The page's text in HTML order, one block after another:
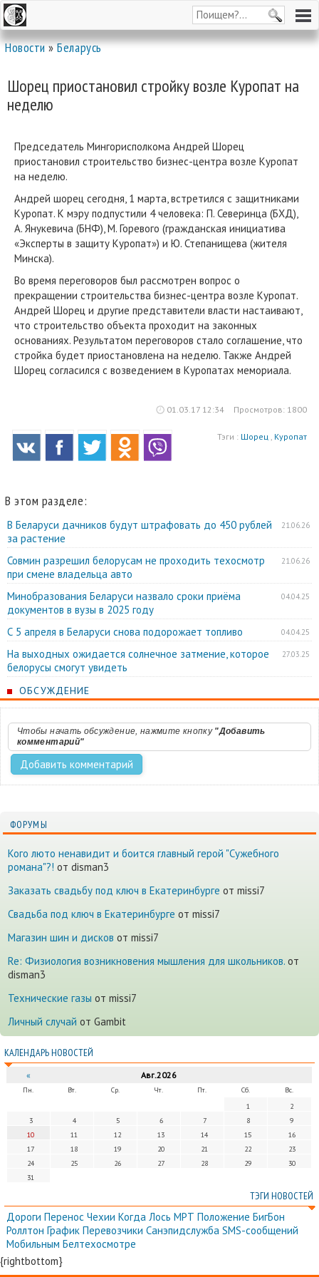
Новости»Беларусь
Шорец приостановил стройку возле Куропат на
неделю
Председатель Мингорисполкома Андрей Шорец
приостановил строительство бизнес-центра возле Куропат
на неделю.
Андрей шорец сегодня, 1 марта, встретился с защитниками
Куропат. К мэру подпустили 4 человека: П. Северинца (БХД),
А. Янукевича (БНФ), М. Горевого (гражданская инициатива
«Эксперты в защиту Куропат») и Ю. Степанищева (жителя
Минска).
Во время переговоров был рассмотрен вопрос о
прекращении строительства бизнес-центра возле Куропат.
Андрей Шорец и другие представители власти настаивают,
что строительство объекта проходит на законных
основаниях. Результатом переговоров стало соглашение, что
стройка будет приостановлена на неделю. Также Андрей
Шорец согласился с возведением в Куропатах мемориала.
01.03.17 12:34 Просмотров: 1800
Тэги : Шорец , Куропат
В этом разделе:
21.06.26
В Беларуси дачников будут штрафовать до 450 рублей
за растение
21.06.26
Совмин разрешил белорусам не проходить техосмотр
при смене владельца авто
04.04.25
Минобразования Беларуси назвало сроки приёма
документов в вузы в 2025 году
04.04.25
С 5 апреля в Беларуси снова подорожает топливо
27.03.25
На выходных ожидается солнечное затмение, которое
белорусы смогут увидеть
ОБСУЖДЕНИЕ
Чтобы начать обсуждение, нажмите кнопку "Добавить
комментарий"
ФОРУМЫ
Кого люто ненавидит и боится главный герой "Сужебного
романа"?! от disman3
Заказать свадьбу под ключ в Екатеринбурге от missi7
Cвадьба под ключ в Екатеринбурге от missi7
Магазин шин и дисков от missi7
Re: Физиология возникновения мышления для школьников. от
disman3
Технические газы от missi7
Личный случай от Gambit
КАЛЕНДАРЬ НОВОСТЕЙ
« Авг.2026
Пн. Вт. Ср. Чт. Пт. Сб.
Вс.
1
2
3
4 5 6 7 8
9
10
11 12 13 14 15
16
17
18 19 20 21 22
23
24
25 26 27 28 29
30
31
ТЭГИ НОВОСТЕЙ
Дороги Перенос Чехии Когда Лось МРТ Положение БигБон
Роллтон График Перевозчики Санэпидслужба SMS-сообщений
Мобильным Белтехосмотре
{rightbottom}